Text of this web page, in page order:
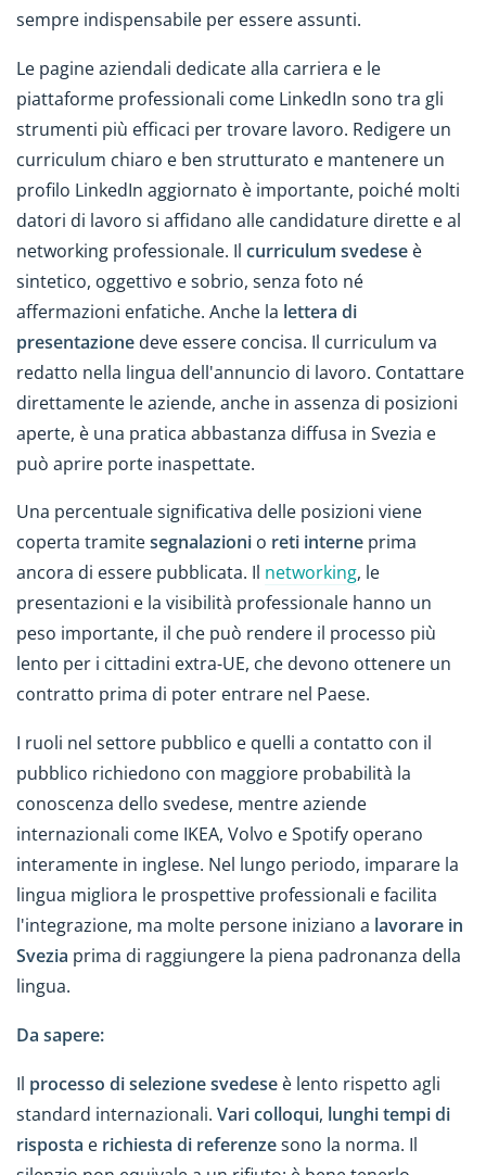
sempre indispensabile per essere assunti.
Le pagine aziendali dedicate alla carriera e le
piattaforme professionali come LinkedIn sono tra gli
strumenti più efficaci per trovare lavoro. Redigere un
curriculum chiaro e ben strutturato e mantenere un
profilo LinkedIn aggiornato è importante, poiché molti
datori di lavoro si affidano alle candidature dirette e al
networking professionale. Il curriculum svedese è
sintetico, oggettivo e sobrio, senza foto né
affermazioni enfatiche. Anche la lettera di
presentazione deve essere concisa. Il curriculum va
redatto nella lingua dell'annuncio di lavoro. Contattare
direttamente le aziende, anche in assenza di posizioni
aperte, è una pratica abbastanza diffusa in Svezia e
può aprire porte inaspettate.
Una percentuale significativa delle posizioni viene
coperta tramitesegnalazioni o reti interne prima
ancora di essere pubblicata. Il networking, le
presentazioni e la visibilità professionale hanno un
peso importante, il che può rendere il processo più
lento per i cittadini extra-UE, che devono ottenere un
contratto prima di poter entrare nel Paese.
I ruoli nel settore pubblico e quelli a contatto con il
pubblico richiedono con maggiore probabilità la
conoscenza dello svedese, mentre aziende
internazionali come IKEA, Volvo e Spotify operano
interamente in inglese. Nel lungo periodo, imparare la
lingua migliora le prospettive professionali e facilita
l'integrazione, ma molte persone iniziano a lavorare in
Svezia prima di raggiungere la piena padronanza della
lingua.
Da sapere:
Il processo di selezione svedese è lento rispetto agli
standard internazionali. Vari colloqui, lunghi tempi di
risposta e richiesta di referenzesono la norma. Il